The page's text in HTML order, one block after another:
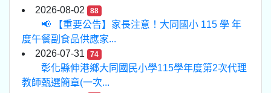
2026-08-02
88
📢 【重要公告】家長注意！大同國小 115 學 年
度午餐副食品供應家...
2026-07-31
74
彰化縣伸港鄉大同國民小學115學年度第2次代理
教師甄選簡章(一次...